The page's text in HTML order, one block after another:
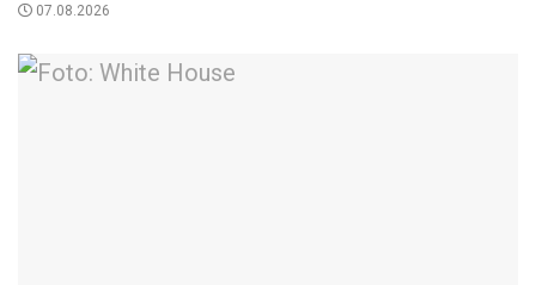
07.08.2026